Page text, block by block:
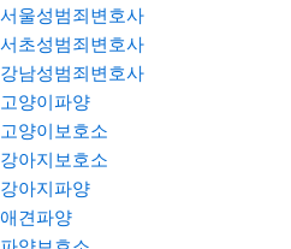
서울성범죄변호사
서초성범죄변호사
강남성범죄변호사
고양이파양
고양이보호소
강아지보호소
강아지파양
애견파양